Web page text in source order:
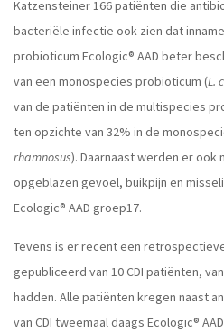
Katzensteiner 166 patiënten die
bacteriële infectie ook zien dat
probioticum Ecologic® AAD beter
van een monospecies probioticum (L.
van de patiënten in de multispecies
ten opzichte van 32% in de
rhamnosus). Daarnaast werden er ook
opgeblazen gevoel, buikpijn en
Ecologic® AAD groep17.
Tevens is er recent een
gepubliceerd van 10 CDI patiënten,
hadden. Alle patiënten kregen naast
van CDI tweemaal daags Ecologic®